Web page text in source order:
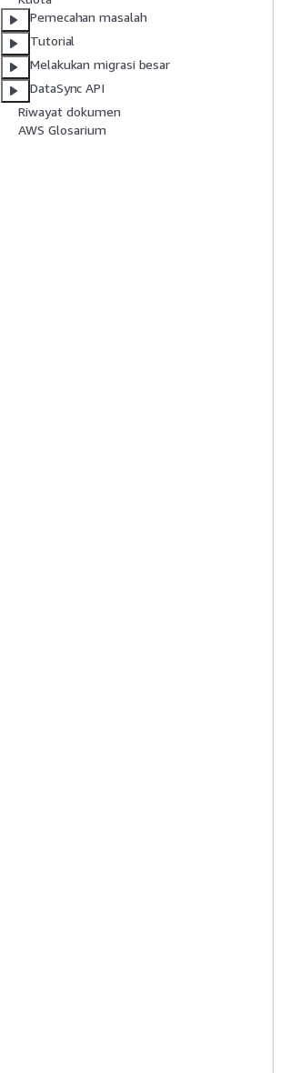
Pemecahan masalah
Tutorial
Melakukan migrasi besar
DataSync API
Riwayat dokumen
AWS Glosarium